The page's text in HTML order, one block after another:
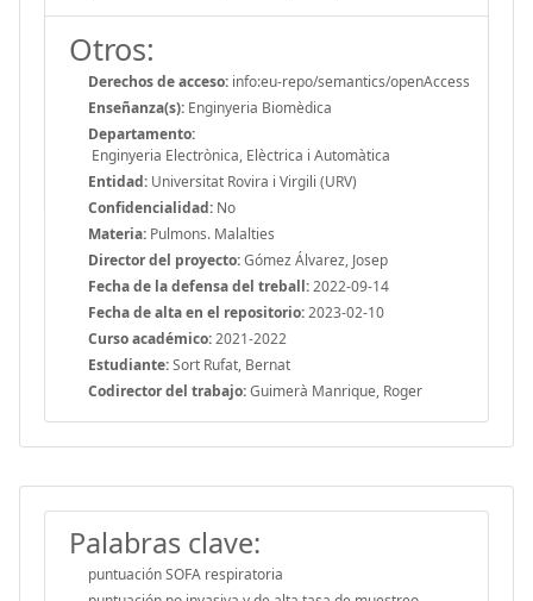
Otros:
Derechos de acceso: info:eu-repo/semantics/openAccess
Enseñanza(s): Enginyeria Biomèdica
Departamento:
Enginyeria Electrònica, Elèctrica i Automàtica
Entidad: Universitat Rovira i Virgili (URV)
Confidencialidad: No
Materia: Pulmons. Malalties
Director del proyecto:Gómez Álvarez, Josep
Fecha de la defensa del treball:2022-09-14
Fecha de alta en el repositorio:2023-02-10
Curso académico:2021-2022
Estudiante:Sort Rufat, Bernat
Codirector del trabajo:Guimerà Manrique, Roger
Palabras clave:
puntuación SOFA respiratoria